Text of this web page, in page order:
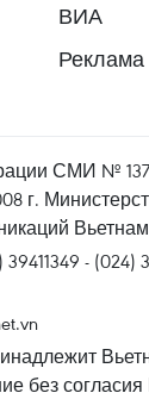
ВИА
Реклама
СМИ №
г.
- (024)
без